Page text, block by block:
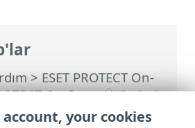
> ESET PROTECT On-
On-Prem Ürününü
PROTECT On-Prem Ana
account, your cookies